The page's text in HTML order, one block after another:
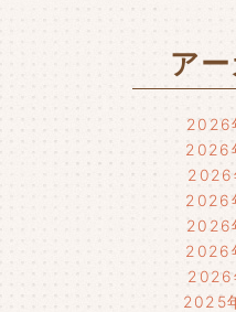
ア
2026
2026
2026
2026
2026
2026
2026
2025